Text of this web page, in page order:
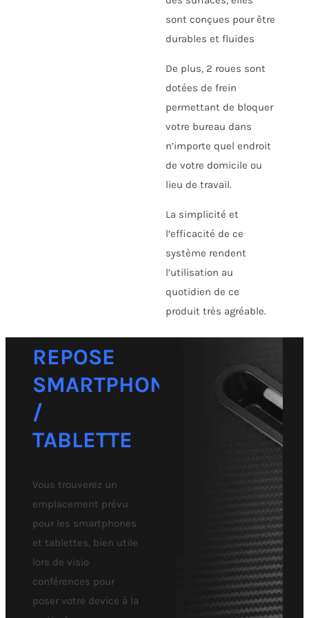
sont conçues pour être
durables et fluides
De plus, 2 roues sont
dotées de frein
permettant de bloquer
votre bureau dans
n’importe quel endroit
de votre domicile ou
lieu de travail.
La simplicité et
l’efficacité de ce
système rendent
l’utilisation au
quotidien de ce
produit très agréable.
REPOSE
SMARTPHONE
/
TABLETTE
Vous trouverez un
emplacement prévu
pour les smartphones
et tablettes, bien utile
lors de visio
conférences pour
poser votre device à la